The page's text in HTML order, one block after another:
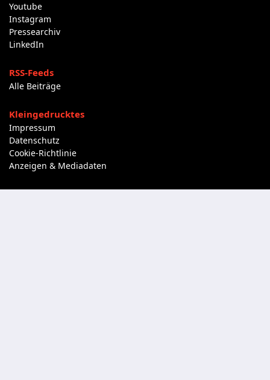
Youtube
Instagram
Pressearchiv
LinkedIn
RSS-Feeds
Alle Beiträge
Kleingedrucktes
Impressum
Datenschutz
Cookie-Richtlinie
Anzeigen & Mediadaten